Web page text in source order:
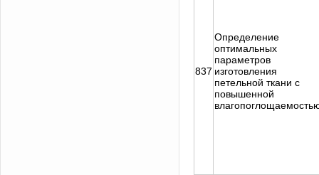
837
Определение
оптимальных
параметров
изготовления
петельной ткани с
повышенной